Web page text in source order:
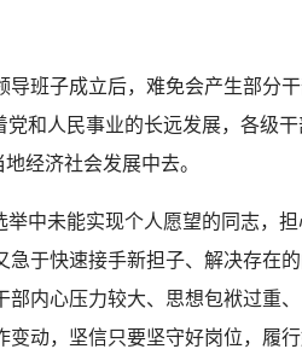
子成立后，难免会产生部分
和人民事业的长远发展，各级
经济社会发展中去。
未能实现个人愿望的同志，
于快速接手新担子、解决存在
内心压力较大、思想包袱过重
动，坚信只要坚守好岗位，履